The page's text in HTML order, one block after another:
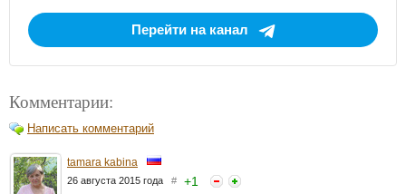
Перейти на канал
Комментарии:
Написать комментарий
tamara kabina
26 августа 2015 года # +1